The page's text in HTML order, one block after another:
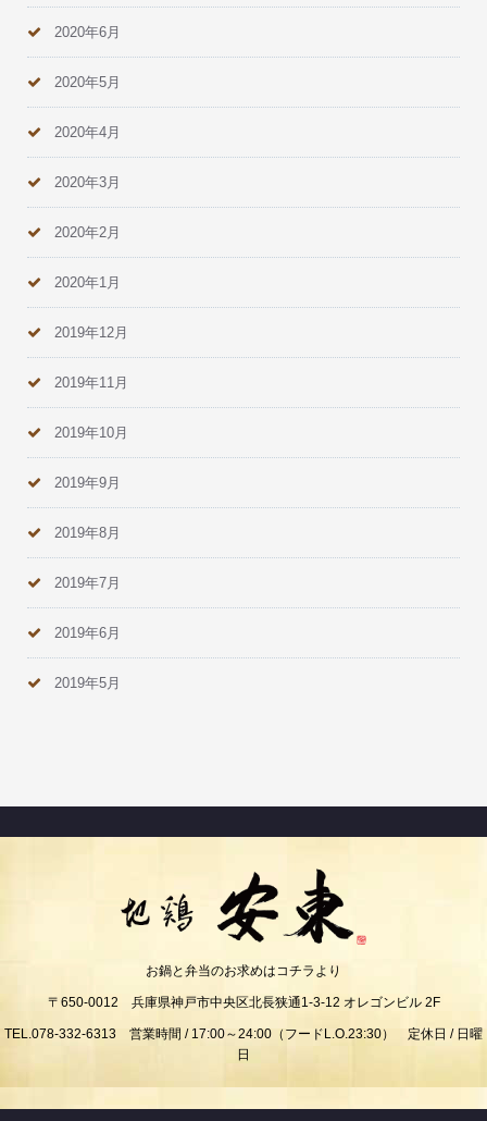
2020年6月
2020年5月
2020年4月
2020年3月
2020年2月
2020年1月
2019年12月
2019年11月
2019年10月
2019年9月
2019年8月
2019年7月
2019年6月
2019年5月
お鍋と弁当のお求めはコチラより
〒650-0012 兵庫県神戸市中央区北長狭通1-3-12 オレゴンビル 2F
TEL.078-332-6313 営業時間 / 17:00～24:00（フードL.O.23:30） 定休日 / 日曜
日